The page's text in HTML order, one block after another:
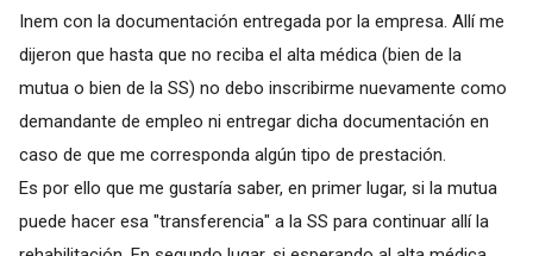
Inem con la documentación entregada por la empresa. Allí me
dijeron que hasta que no reciba el alta médica (bien de la
mutua o bien de la SS) no debo inscribirme nuevamente como
demandante de empleo ni entregar dicha documentación en
caso de que me corresponda algún tipo de prestación.
Es por ello que me gustaría saber, en primer lugar, si la mutua
puede hacer esa "transferencia" a la SS para continuar allí la